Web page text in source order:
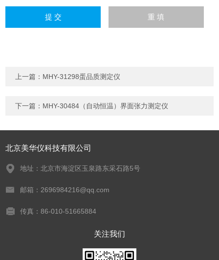
上一篇： MHY-31298蛋品质测定仪
下一篇： MHY-30484（自动恒温）界面张力测定仪
北京美华仪科技有限公司
地址：北京市海淀区玉泉路东采石路5号
邮箱：2696984216@qq.com
传真：86-010-51665884
关注我们